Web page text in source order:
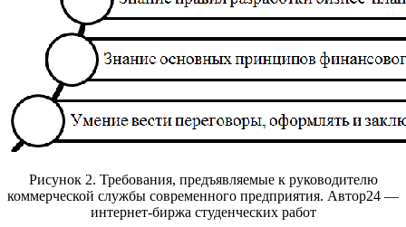
Рисунок 2. Требования, предъявляемые к руководителю
коммерческой службы современного предприятия. Автор24 —
интернет-биржа студенческих работ